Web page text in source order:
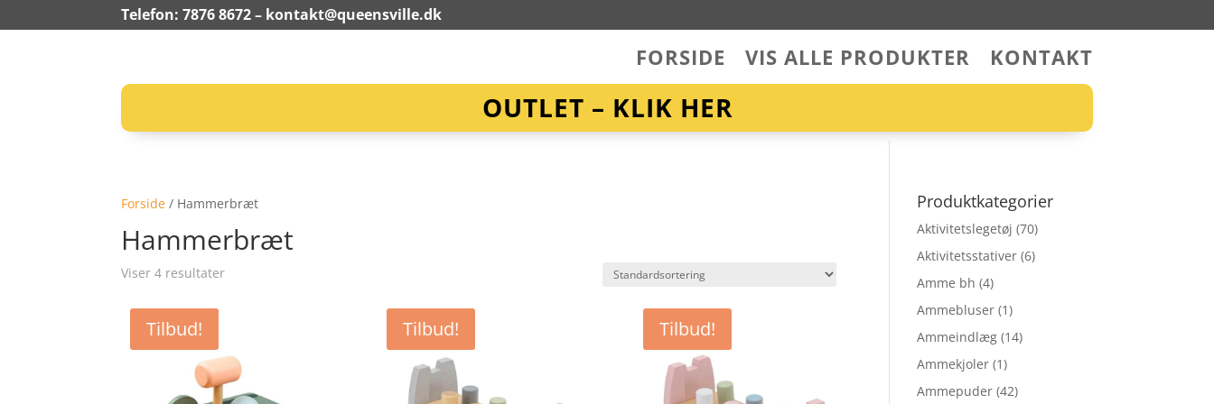
Telefon: 7876 8672 – kontakt@queensville.dk
FORSIDE VIS ALLE PRODUKTER KONTAKT
OUTLET – KLIK HER
Forside / Hammerbræt
Hammerbræt
Viser 4 resultater
Tilbud! Tilbud! Tilbud!
Produktkategorier
Aktivitetslegetøj (70)
Aktivitetsstativer (6)
Amme bh (4)
Ammebluser (1)
Ammeindlæg (14)
Ammekjoler (1)
Ammepuder (42)